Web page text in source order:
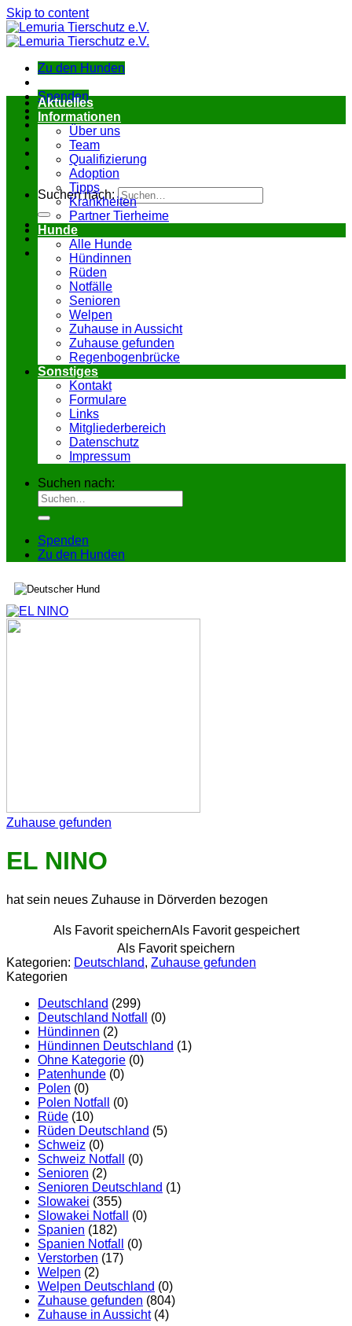
Skip to content
Zu den Hunden
Spenden
Suchen nach:
Aktuelles
Informationen
Über uns
Team
Qualifizierung
Adoption
Tipps
Krankheiten
Partner Tierheime
Hunde
Alle Hunde
Hündinnen
Rüden
Notfälle
Senioren
Welpen
Zuhause in Aussicht
Zuhause gefunden
Regenbogenbrücke
Sonstiges
Kontakt
Formulare
Links
Mitgliederbereich
Datenschutz
Impressum
Suchen nach:
Spenden
Zu den Hunden
Zuhause gefunden
EL NINO
hat sein neues Zuhause in Dörverden bezogen
Als Favorit speichernAls Favorit gespeichert
Als Favorit speichern
Kategorien: Deutschland, Zuhause gefunden
Kategorien
Deutschland (299)
Deutschland Notfall
(0)
Hündinnen (2)
Hündinnen Deutschland (1)
Ohne Kategorie (0)
Patenhunde (0)
Polen (0)
Polen Notfall
(0)
Rüde (10)
Rüden Deutschland (5)
Schweiz (0)
Schweiz Notfall
(0)
Senioren (2)
Senioren Deutschland (1)
Slowakei (355)
Slowakei Notfall
(0)
Spanien (182)
Spanien Notfall
(0)
Verstorben (17)
Welpen (2)
Welpen Deutschland (0)
Zuhause gefunden (804)
Zuhause in Aussicht (4)